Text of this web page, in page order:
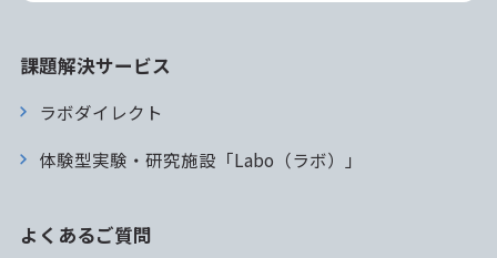
課題解決サービス
ラボダイレクト
体験型実験・研究施設「Labo（ラボ）」
よくあるご質問